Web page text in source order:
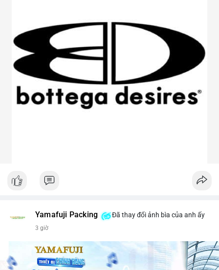
Yamafuji Packing Đã thay đổi ảnh bìa của anh ấy
3 giờ